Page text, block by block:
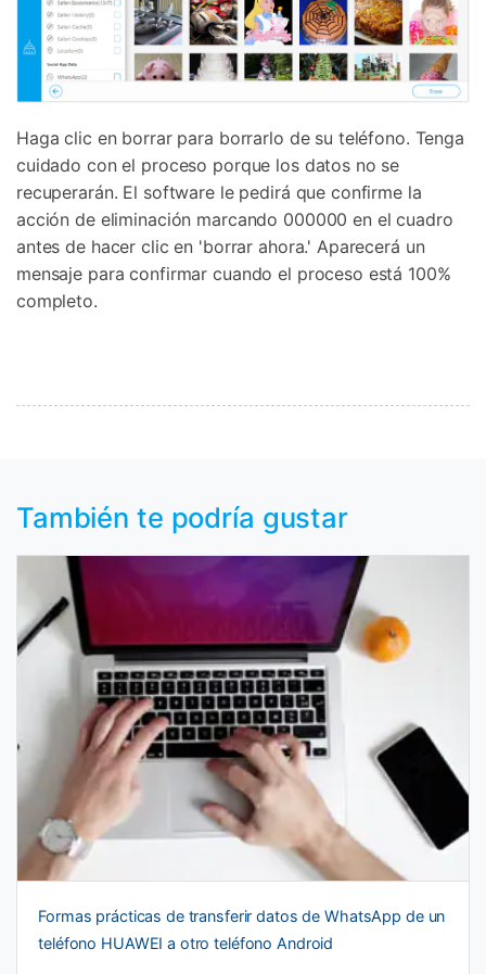
Haga clic en borrar para borrarlo de su teléfono. Tenga
cuidado con el proceso porque los datos no se
recuperarán. El software le pedirá que confirme la
acción de eliminación marcando 000000 en el cuadro
antes de hacer clic en 'borrar ahora.' Aparecerá un
mensaje para confirmar cuando el proceso está 100%
completo.
También te podría gustar
Formas prácticas de transferir datos de WhatsApp de un
teléfono HUAWEI a otro teléfono Android